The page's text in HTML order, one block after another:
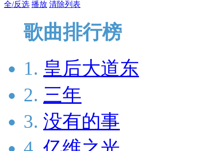
全/反选 播放 清除列表
歌曲排行榜
1. 皇后大道东
2. 三年
3. 没有的事